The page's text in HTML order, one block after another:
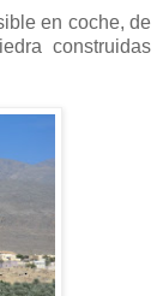
en coche, de
construidas